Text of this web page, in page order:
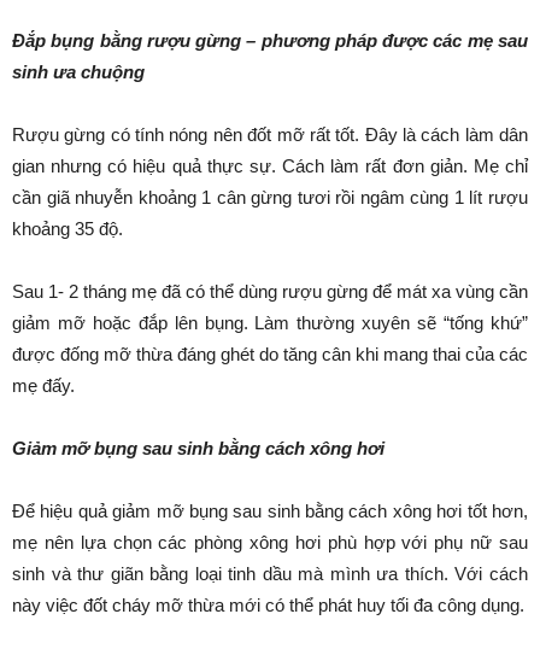
Đắp bụng bằng rượu gừng – phương pháp được các mẹ sau
sinh ưa chuộng
Rượu gừng có tính nóng nên đốt mỡ rất tốt. Đây là cách làm dân
gian nhưng có hiệu quả thực sự. Cách làm rất đơn giản. Mẹ chỉ
cần giã nhuyễn khoảng 1 cân gừng tươi rồi ngâm cùng 1 lít rượu
khoảng 35 độ.
Sau 1- 2 tháng mẹ đã có thể dùng rượu gừng để mát xa vùng cần
giảm mỡ hoặc đắp lên bụng. Làm thường xuyên sẽ “tống khứ”
được đống mỡ thừa đáng ghét do tăng cân khi mang thai của các
mẹ đấy.
Giảm mỡ bụng sau sinh bằng cách xông hơi
Để hiệu quả giảm mỡ bụng sau sinh bằng cách xông hơi tốt hơn,
mẹ nên lựa chọn các phòng xông hơi phù hợp với phụ nữ sau
sinh và thư giãn bằng loại tinh dầu mà mình ưa thích. Với cách
này việc đốt cháy mỡ thừa mới có thể phát huy tối đa công dụng.